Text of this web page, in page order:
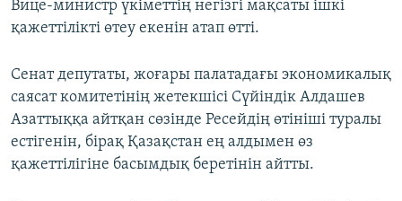
Вице-министр үкіметтің негізгі мақсаты ішкі
қажеттілікті өтеу екенін атап өтті.
Сенат депутаты, жоғары палатадағы экономикалық
саясат комитетінің жетекшісі Сүйіндік Алдашев
Азаттыққа айтқан сөзінде Ресейдің өтініші туралы
естігенін, бірақ Қазақстан ең алдымен өз
қажеттілігіне басымдық беретінін айтты.